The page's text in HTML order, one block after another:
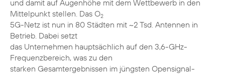
und damit auf Augenhöhe mit dem Wettbewerb in den
Mittelpunkt stellen. Das O2
5G-Netz ist nun in 80 Städten mit ~2 Tsd. Antennen in
Betrieb. Dabei setzt
das Unternehmen hauptsächlich auf den 3,6-GHz-
Frequenzbereich, was zu den
starken Gesamtergebnissen im jüngsten Opensignal-